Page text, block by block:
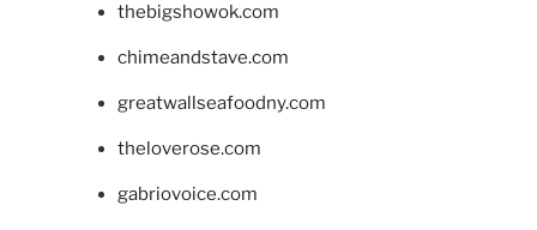
thebigshowok.com
chimeandstave.com
greatwallseafoodny.com
theloverose.com
gabriovoice.com